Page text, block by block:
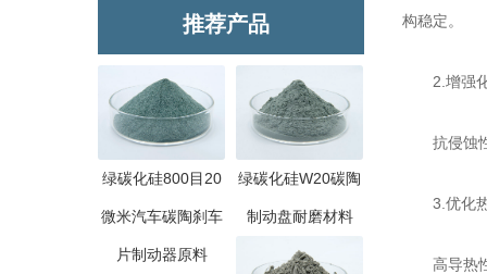
推荐产品
绿碳化硅800目20
微米汽车碳陶刹车
片制动器原料
绿碳化硅W20碳陶
制动盘耐磨材料
构稳定。
2.增强化
抗侵蚀性
3.优化
高导热性